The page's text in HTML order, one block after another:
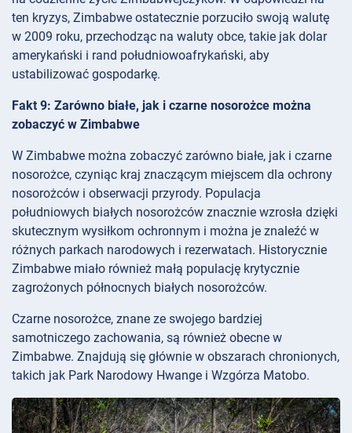
ten kryzys, Zimbabwe ostatecznie porzuciło swoją walutę
w 2009 roku, przechodząc na waluty obce, takie jak dolar
amerykański i rand południowoafrykański, aby
ustabilizować gospodarkę.
Fakt 9: Zarówno białe, jak i czarne nosorożce można
zobaczyć w Zimbabwe
W Zimbabwe można zobaczyć zarówno białe, jak i czarne
nosorożce, czyniąc kraj znaczącym miejscem dla ochrony
nosorożców i obserwacji przyrody. Populacja
południowych białych nosorożców znacznie wzrosła dzięki
skutecznym wysiłkom ochronnym i można je znaleźć w
różnych parkach narodowych i rezerwatach. Historycznie
Zimbabwe miało również małą populację krytycznie
zagrożonych północnych białych nosorożców.
Czarne nosorożce, znane ze swojego bardziej
samotniczego zachowania, są również obecne w
Zimbabwe. Znajdują się głównie w obszarach chronionych,
takich jak Park Narodowy Hwange i Wzgórza Matobo.